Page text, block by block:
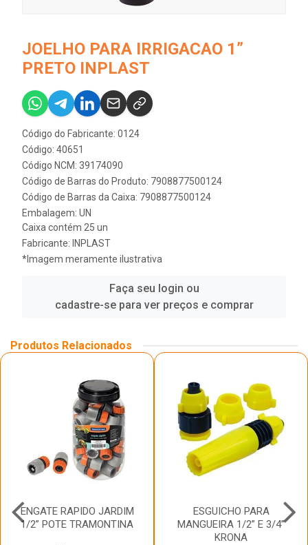
JOELHO PARA IRRIGACAO 1”
PRETO INPLAST
Código do Fabricante: 0124
Código: 40651
Código NCM: 39174090
Código de Barras do Produto: 7908877500124
Código de Barras da Caixa: 7908877500124
Embalagem: UN
Caixa contém 25 un
Fabricante: INPLAST
*Imagem meramente ilustrativa
Faça seu login ou
cadastre-se para ver preços e comprar
Produtos Relacionados
ENGATE RAPIDO JARDIM
1/2” POTE TRAMONTINA
ESGUICHO PARA
MANGUEIRA 1/2” E 3/4”
KRONA